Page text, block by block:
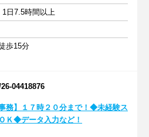
1日7.5時間以上
歩15分
04418876
事務】１７時２０分まで！◆未経験ス
Ｋ◆データ入力など！